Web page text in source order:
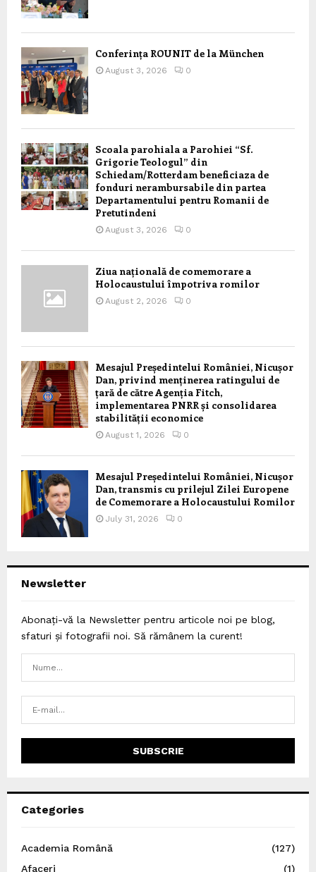
Conferința ROUNIT de la München
August 3, 2026 0
Scoala parohiala a Parohiei “Sf.
Grigorie Teologul” din
Schiedam/Rotterdam beneficiaza de
fonduri nerambursabile din partea
Departamentului pentru Romanii de
Pretutindeni
August 3, 2026 0
Ziua națională de comemorare a
Holocaustului împotriva romilor
August 2, 2026 0
Mesajul Președintelui României, Nicușor
Dan, privind menținerea ratingului de
țară de către Agenția Fitch,
implementarea PNRR și consolidarea
stabilității economice
August 1, 2026 0
Mesajul Președintelui României, Nicușor
Dan, transmis cu prilejul Zilei Europene
de Comemorare a Holocaustului Romilor
July 31, 2026 0
Newsletter
Abonați-vă la Newsletter pentru articole noi pe blog,
sfaturi și fotografii noi. Să rămânem la curent!
Categories
Academia Română
(127)
Afaceri
(1)